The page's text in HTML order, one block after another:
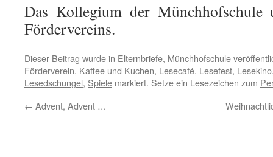
Das Kollegium der Münchhofschule
Fördervereins.
Dieser Beitrag wurde in Elternbriefe, Münchhofschule
Förderverein, Kaffee und Kuchen, Lesecafé, Lesefest, Lesekino
Lesedschungel, Spiele markiert. Setze ein Lesezeichen zum
← Advent, Advent …